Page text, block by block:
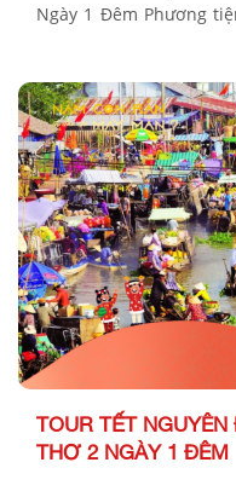
Ngày 1 Đêm Phương
TOUR TẾT
THƠ 2 NGÀY 1 ĐÊM